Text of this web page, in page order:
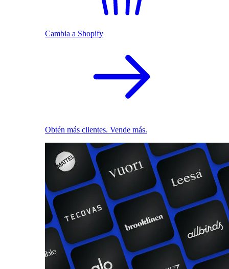
Cambia a Shopify
Obtén más clientes. Vende más.